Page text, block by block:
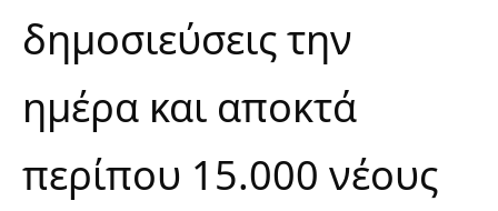
δημοσιεύσεις την
ημέρα και αποκτά
περίπου 15.000 νέους